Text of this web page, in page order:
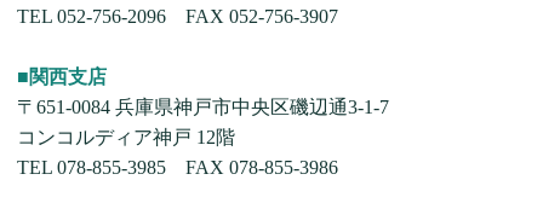
TEL 052-756-2096 FAX 052-756-3907
■関西支店
〒651-0084 兵庫県神戸市中央区磯辺通3-1-7
コンコルディア神戸 12階
TEL 078-855-3985 FAX 078-855-3986